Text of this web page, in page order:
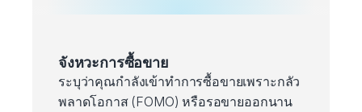
จังหวะการซื้อขาย
ระบุว่าคุณกำลังเข้าทำการซื้อขายเพราะกลัว
พลาดโอกาส (FOMO) หรือรอขายออกนาน